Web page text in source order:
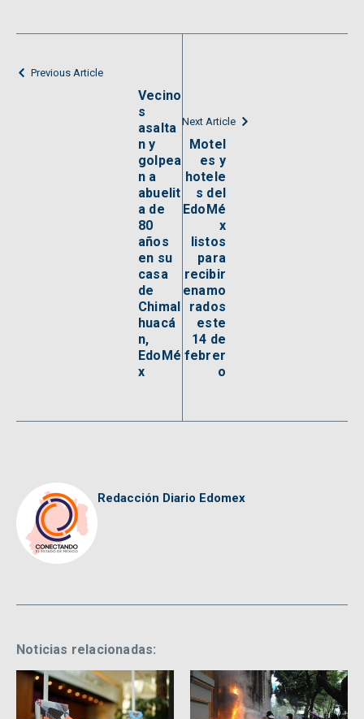
Previous Article
Vecino
s
asalta
n y
golpea
n a
abuelit
a de
80
años
en su
casa
de
Chimal
huacá
n,
EdoMé
x
Next Article
Motel
es y
hotele
s del
EdoMé
x
listos
para
recibir
enamo
rados
este
14 de
febrer
o
Redacción Diario Edomex
Noticias relacionadas: